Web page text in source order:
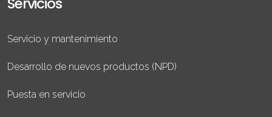
Servicio y mantenimiento
Desarrollo de nuevos productos (NPD)
Puesta en servicio